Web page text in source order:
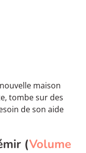
maison
tombe sur des
de son aide
(Volume